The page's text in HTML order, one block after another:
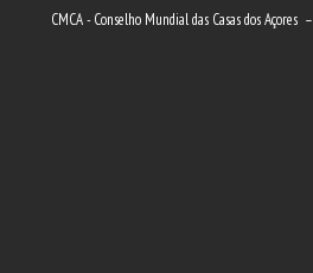
CMCA - Conselho Mundial das Casas dos Açores –